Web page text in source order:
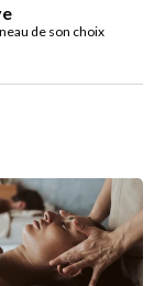
de son choix